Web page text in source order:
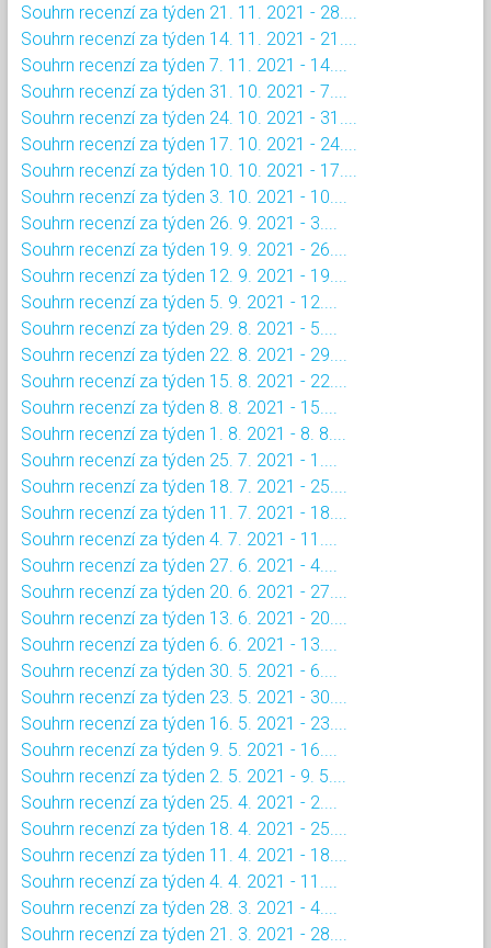
Souhrn recenzí za týden 21. 11. 2021 - 28....
Souhrn recenzí za týden 14. 11. 2021 - 21....
Souhrn recenzí za týden 7. 11. 2021 - 14....
Souhrn recenzí za týden 31. 10. 2021 - 7....
Souhrn recenzí za týden 24. 10. 2021 - 31....
Souhrn recenzí za týden 17. 10. 2021 - 24....
Souhrn recenzí za týden 10. 10. 2021 - 17....
Souhrn recenzí za týden 3. 10. 2021 - 10....
Souhrn recenzí za týden 26. 9. 2021 - 3....
Souhrn recenzí za týden 19. 9. 2021 - 26....
Souhrn recenzí za týden 12. 9. 2021 - 19....
Souhrn recenzí za týden 5. 9. 2021 - 12....
Souhrn recenzí za týden 29. 8. 2021 - 5....
Souhrn recenzí za týden 22. 8. 2021 - 29....
Souhrn recenzí za týden 15. 8. 2021 - 22....
Souhrn recenzí za týden 8. 8. 2021 - 15....
Souhrn recenzí za týden 1. 8. 2021 - 8. 8....
Souhrn recenzí za týden 25. 7. 2021 - 1....
Souhrn recenzí za týden 18. 7. 2021 - 25....
Souhrn recenzí za týden 11. 7. 2021 - 18....
Souhrn recenzí za týden 4. 7. 2021 - 11....
Souhrn recenzí za týden 27. 6. 2021 - 4....
Souhrn recenzí za týden 20. 6. 2021 - 27....
Souhrn recenzí za týden 13. 6. 2021 - 20....
Souhrn recenzí za týden 6. 6. 2021 - 13....
Souhrn recenzí za týden 30. 5. 2021 - 6....
Souhrn recenzí za týden 23. 5. 2021 - 30....
Souhrn recenzí za týden 16. 5. 2021 - 23....
Souhrn recenzí za týden 9. 5. 2021 - 16....
Souhrn recenzí za týden 2. 5. 2021 - 9. 5....
Souhrn recenzí za týden 25. 4. 2021 - 2....
Souhrn recenzí za týden 18. 4. 2021 - 25....
Souhrn recenzí za týden 11. 4. 2021 - 18....
Souhrn recenzí za týden 4. 4. 2021 - 11....
Souhrn recenzí za týden 28. 3. 2021 - 4....
Souhrn recenzí za týden 21. 3. 2021 - 28....